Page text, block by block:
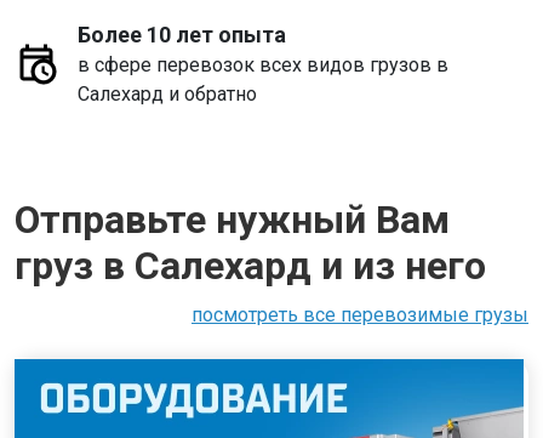
Более 10 лет опыта
в сфере перевозок всех видов грузов в
Салехард и обратно
Отправьте нужный Вам
груз в Салехард и из него
посмотреть все перевозимые грузы